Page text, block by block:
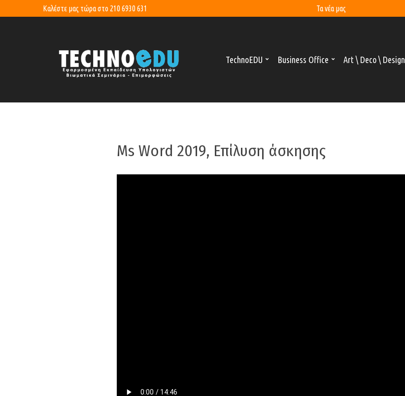
Καλέστε μας τώρα στο 210 6930 631 Τα νέα μας
TechnoEDU Business Office Art \ Deco \ Design
Ms Word 2019, Επίλυση άσκησης